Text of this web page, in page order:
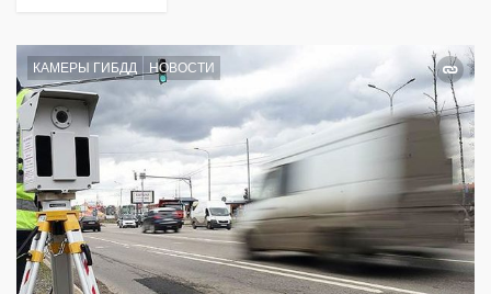
КАМЕРЫ ГИБДД НОВОСТИ